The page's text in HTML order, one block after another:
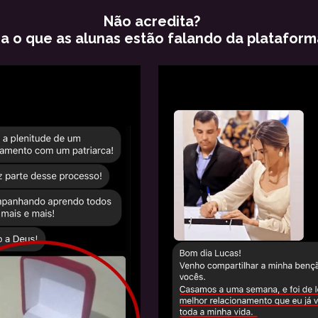
Não acredita?
o que as alunas estão falando da